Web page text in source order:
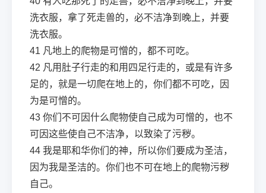
洗衣服，拿了死走兽的，必不洁净到晚上，并要
洗衣服。
41 凡地上的爬物是可憎的，都不可吃。
42 凡用肚子行走的和用四足行走的，或是有许多
足的，就是一切爬在地上的，你们都不可吃，因
为是可憎的。
43 你们不可因什么爬物使自己成为可憎的，也不
可因这些使自己不洁净，以致染了污秽。
44 我是耶和华你们的神，所以你们要成为圣洁，
因为我是圣洁的。你们也不可在地上的爬物污秽
自己。